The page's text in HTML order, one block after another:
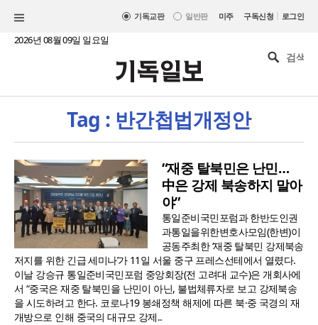
기독교판 일반판 미주 구독신청 | 로그인
2026년 08월 09일 일요일
Tag : 반간첩법개정안
“재중 탈북민은 난민…
中은 강제 북송하지 말아
야”
통일준비국민포럼과 한반도인권
과통일을위한변호사모임(한변)이
공동주최한 ‘재중 탈북민 강제북송
저지를 위한 긴급 세미나’가 11일 서울 중구 프레스선테에서 열렸다.
이날 강승규 통일준비국민포럼 중앙회장(전 고려대 교수)은 개회사에
서 “중국은 재중 탈북민을 난민이 아닌, 불법체류자로 보고 강제북송
을 시도하려고 한다. 코로나19 봉쇄정책 해제에 따른 북·중 국경의 재
개방으로 인해 중국의 대규모 강제..